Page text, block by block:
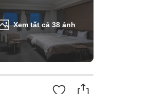
Xem tất cả38 ảnh